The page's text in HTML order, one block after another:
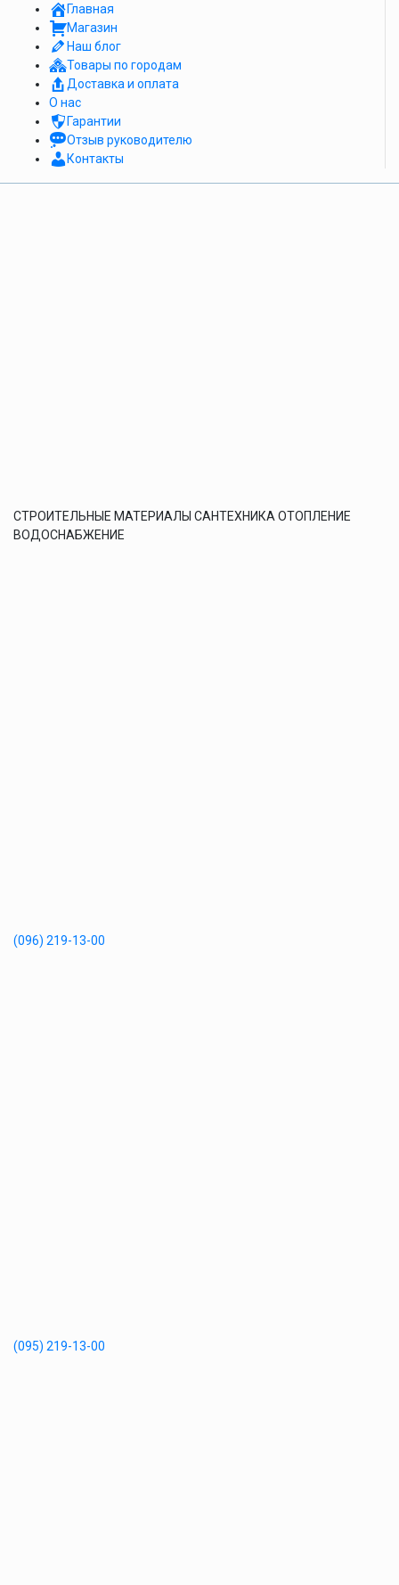
Главная
Магазин
Наш блог
Товары по городам
Доставка и оплата
О нас
Гарантии
Отзыв руководителю
Контакты
СТРОИТЕЛЬНЫЕ МАТЕРИАЛЫ САНТЕХНИКА ОТОПЛЕНИЕ
ВОДОСНАБЖЕНИЕ
(096) 219-13-00
(095) 219-13-00